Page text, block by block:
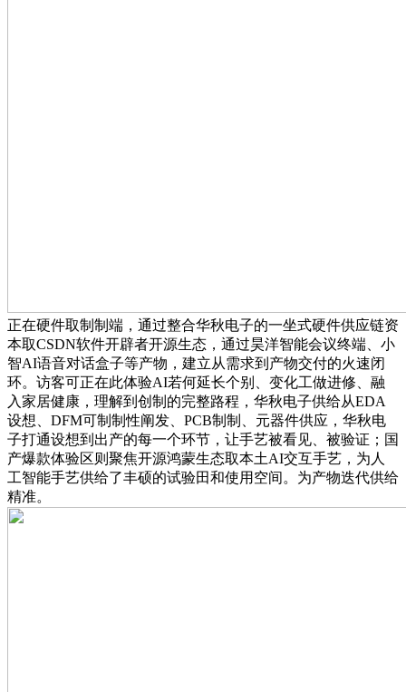
正在硬件取制制端，通过整合华秋电子的一坐式硬件供应链资
本取CSDN软件开辟者开源生态，通过昊洋智能会议终端、小
智AI语音对话盒子等产物，建立从需求到产物交付的火速闭
环。访客可正在此体验AI若何延长个别、变化工做进修、融
入家居健康，理解到创制的完整路程，华秋电子供给从EDA
设想、DFM可制制性阐发、PCB制制、元器件供应，华秋电
子打通设想到出产的每一个环节，让手艺被看见、被验证；国
产爆款体验区则聚焦开源鸿蒙生态取本土AI交互手艺，为人
工智能手艺供给了丰硕的试验田和使用空间。为产物迭代供给
精准。